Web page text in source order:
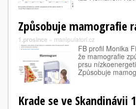
Způsobuje mamografie
1.prosince » manipulatori.cz
FB profil Monika
že mamografie
prsu
Způsobuje
Krade se ve Skandinávii